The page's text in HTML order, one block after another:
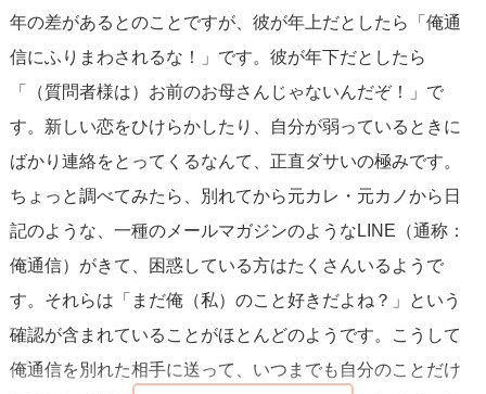
年の差があるとのことですが、彼が年上だとしたら「俺通
信にふりまわされるな！」です。彼が年下だとしたら
「（質問者様は）お前のお母さんじゃないんだぞ！」で
す。新しい恋をひけらかしたり、自分が弱っているときに
ばかり連絡をとってくるなんて、正直ダサいの極みです。
ちょっと調べてみたら、別れてから元カレ・元カノから日
記のような、一種のメールマガジンのようなLINE（通称：
俺通信）がきて、困惑している方はたくさんいるようで
す。それらは「まだ俺（私）のこと好きだよね？」という
確認が含まれていることがほとんどのようです。こうして
俺通信を別れた相手に送って、いつまでも自分のことだけ